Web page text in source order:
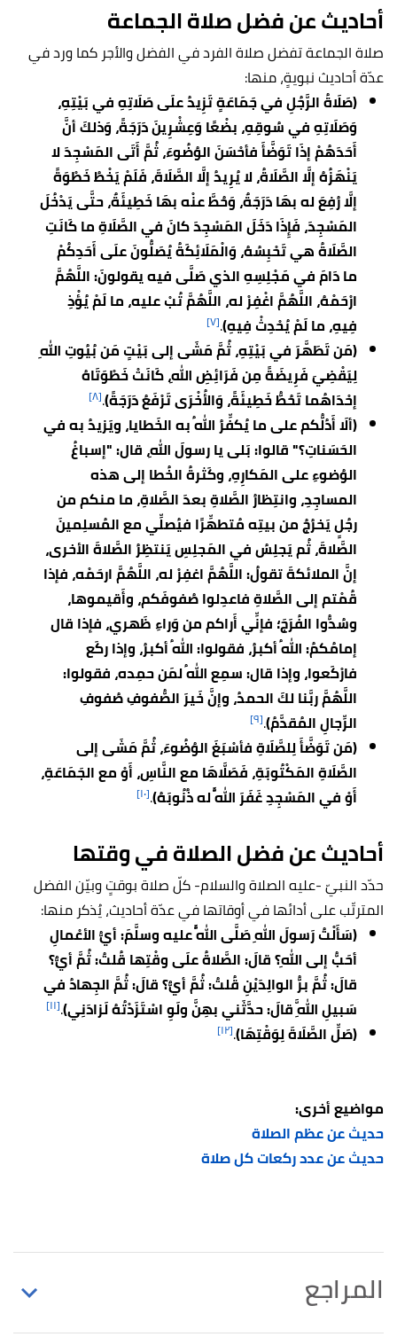
أحاديث عن فضل صلاة الجماعة
صلاة الجماعة تفضل صلاة الفرد في الفضل والأجر كما ورد في
عدّة أحاديث نبويةٍ، منها:
(صَلَاةُ الرَّجُلِ في جَمَاعَةٍ تَزِيدُ علَى صَلَاتِهِ في بَيْتِهِ،
وَصَلَاتِهِ في سُوقِهِ، بضْعًا وَعِشْرِينَ دَرَجَةً، وَذلكَ أنَّ
أَحَدَهُمْ إذَا تَوَضَّأَ فأحْسَنَ الوُضُوءَ، ثُمَّ أَتَى المَسْجِدَ لا
يَنْهَزُهُ إلَّا الصَّلَاةُ، لا يُرِيدُ إلَّا الصَّلَاةَ، فَلَمْ يَخْطُ خَطْوَةً
إلَّا رُفِعَ له بهَا دَرَجَةٌ، وَحُطَّ عنْه بهَا خَطِيئَةٌ، حتَّى يَدْخُلَ
المَسْجِدَ، فَإِذَا دَخَلَ المَسْجِدَ كانَ في الصَّلَاةِ ما كَانَتِ
الصَّلَاةُ هي تَحْبِسُهُ، وَالْمَلَائِكَةُ يُصَلُّونَ علَى أَحَدِكُمْ
ما دَامَ في مَجْلِسِهِ الذي صَلَّى فيه يقولونَ: اللَّهُمَّ
ارْحَمْهُ، اللَّهُمَّ اغْفِرْ له، اللَّهُمَّ تُبْ عليه، ما لَمْ يُؤْذِ
فِيهِ، ما لَمْ يُحْدِثْ فِيهِ).[٧]
(مَن تَطَهَّرَ في بَيْتِهِ، ثُمَّ مَشَى إلى بَيْتٍ مَن بُيُوتِ اللهِ
لِيَقْضِيَ فَرِيضَةً مِن فَرَائِضِ اللهِ، كَانَتْ خَطْوَتَاهُ
إحْدَاهُما تَحُطُّ خَطِيئَةً، وَالأُخْرَى تَرْفَعُ دَرَجَةً).[٨]
(ألَا أَدُلُّكم على ما يُكفِّرُ اللهُ به الخَطايا، ويَزيدُ به في
الحَسَناتِ؟" قالوا: بَلى يا رسولَ اللهِ، قال: "إسباغُ
الوُضوءِ على المَكارِهِ، وكَثرةُ الخُطا إلى هذه
المساجِدِ، وانتِظارُ الصَّلاةِ بعدَ الصَّلاةِ، ما منكم من
رجُلٍ يَخرُجُ من بيتِه مُتطهِّرًا فيُصلِّي مع المُسلِمينَ
الصَّلاةَ، ثُم يَجلِسُ في المَجلِسِ يَنتظِرُ الصَّلاةَ الأخرى،
إنَّ الملائكةَ تقولُ: اللَّهُمَّ اغفِرْ له، اللَّهُمَّ ارحَمْه، فإذا
قُمْتم إلى الصَّلاةِ فاعدِلوا صُفوفَكم، وأَقيموها،
وسُدُّوا الفُرَجَ؛ فإنِّي أَراكم من وَراءِ ظَهري، فإذا قال
إمامُكمُ: اللهُ أكبرُ، فقولوا: اللهُ أكبرُ، وإذا ركَع
فارْكَعوا، وإذا قال: سمِع اللهُ لمَن حمِده، فقولوا:
اللَّهُمَّ ربَّنا لكَ الحمدُ، وإنَّ خَيرَ الصُّفوفِ صُفوفِ
الرِّجالِ المُقدَّمُ).[٩]
(مَن تَوَضَّأَ لِلصَّلَاةِ فأسْبَغَ الوُضُوءَ، ثُمَّ مَشَى إلى
الصَّلَاةِ المَكْتُوبَةِ، فَصَلَّاهَا مع النَّاسِ، أَوْ مع الجَمَاعَةِ،
أَوْ في المَسْجِدِ غَفَرَ اللَّهُ له ذُنُوبَهُ).[١٠]
أحاديث عن فضل الصلاة في وقتها
حدّد النبيّ -عليه الصلاة والسلام- كلّ صلاة بوقتٍ وبيّن الفضل
المترتّب على أدائها في أوقاتها في عدّة أحاديث، يُذكر منها:
(سَأَلْتُ رَسولَ اللهِ صَلَّى اللَّهُ عليه وسلَّمَ: أيُّ الأعْمالِ
أحَبُّ إلى اللهِ؟ قالَ: الصَّلاةُ علَى وقْتِها قُلتُ: ثُمَّ أيٌّ؟
قالَ: ثُمَّ برُّ الوالِدَيْنِ قُلتُ: ثُمَّ أيٌّ؟ قالَ: ثُمَّ الجِهادُ في
سَبيلِ اللَّهِ قالَ: حدَّثَني بهِنَّ ولَوِ اسْتَزَدْتُهُ لَزادَنِي).[١١]
(صَلِّ الصَّلَاةَ لِوَقْتِهَا).[١٢]
مواضيع أخرى:
حديث عن عظم الصلاة
حديث عن عدد ركعات كل صلاة
المراجع